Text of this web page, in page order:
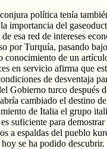
política tenía
importancia del
esa red de intereses
por Turquía, pasando
conocimiento de un
en servicio afirma que
de desventaja
Gobierno turco después
cambiado el destino
de Italia el grupo
suficiente para
a espaldas del pueblo
se ha podido descubrir.